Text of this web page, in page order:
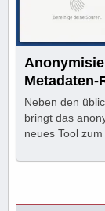
Metadaten-
Neben den
bringt das
neues Tool